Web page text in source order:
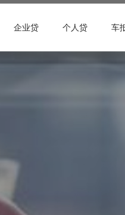
企业贷 个人贷 车